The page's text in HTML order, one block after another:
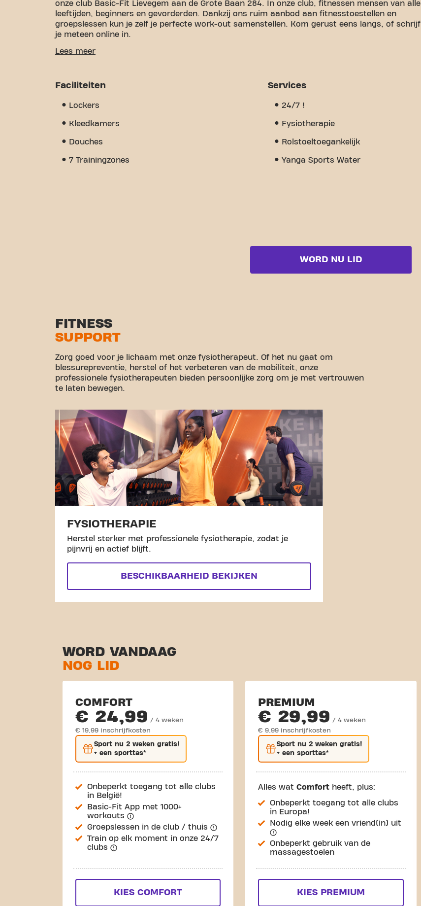
onze club Basic-Fit Lievegem aan de Grote Baan 284. In onze club, fitnessen mensen van alle
leeftijden, beginners en gevorderden. Dankzij ons ruim aanbod aan fitnesstoestellen en
groepslessen kun je zelf je perfecte work-out samenstellen. Kom gerust eens langs, of schrijf
je meteen online in.
We understand how important it is to have a pleasant space to work on your fitness goals.
training, physiotherapy, and is open 24/7. But what really sets us apart is the sense of
members. Become a member today and discover why Basic-Fit Lievegem Grote Baan 24/7 is
Lees meer
Faciliteiten
Lockers
Kleedkamers
Douches
7 Trainingzones
Services
24/7 !
Fysiotherapie
Rolstoeltoegankelijk
Yanga Sports Water
WORD NU LID
FITNESS
SUPPORT
Zorg goed voor je lichaam met onze fysiotherapeut. Of het nu gaat om
blessurepreventie, herstel of het verbeteren van de mobiliteit, onze
professionele fysiotherapeuten bieden persoonlijke zorg om je met vertrouwen
te laten bewegen.
FYSIOTHERAPIE
Herstel sterker met professionele fysiotherapie, zodat je
pijnvrij en actief blijft.
BESCHIKBAARHEID BEKIJKEN
WORD VANDAAG
NOG LID
COMFORT
€ 24,99 / 4 weken
€ 19,99 inschrijfkosten
Sport nu 2 weken gratis!
+ een sporttas*
Onbeperkt toegang tot alle clubs
in België!
Basic-Fit App met 1000+
workouts
Groepslessen in de club / thuis
Train op elk moment in onze 24/7
clubs
KIES COMFORT
PREMIUM
€ 29,99 / 4 weken
€ 9,99 inschrijfkosten
Sport nu2 weken gratis!
+ een sporttas*
Alles watComfort heeft, plus:
Onbeperkt toegang tot alle clubs
in Europa!
Nodig elke week een vriend(in) uit
Onbeperkt gebruik van de
massagestoelen
KIES PREMIUM